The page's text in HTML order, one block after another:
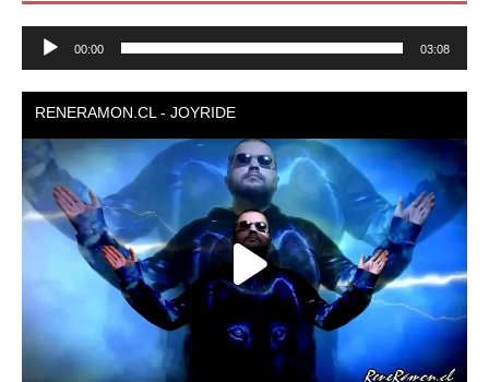
Reproductor
00:00 03:08